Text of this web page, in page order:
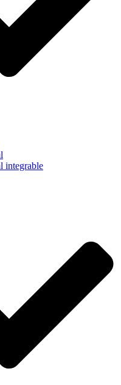
integrable